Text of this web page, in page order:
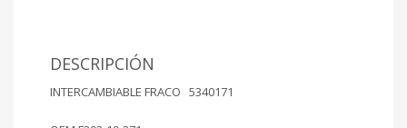
DESCRIPCIÓN
INTERCAMBIABLE FRACO 5340171